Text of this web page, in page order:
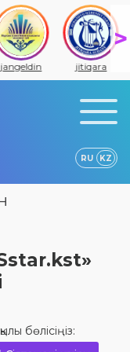
jangeldin jitiqara
RU KZ
бөлісіңіз: